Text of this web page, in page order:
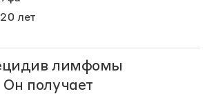
20 лет
лимфомы
получает